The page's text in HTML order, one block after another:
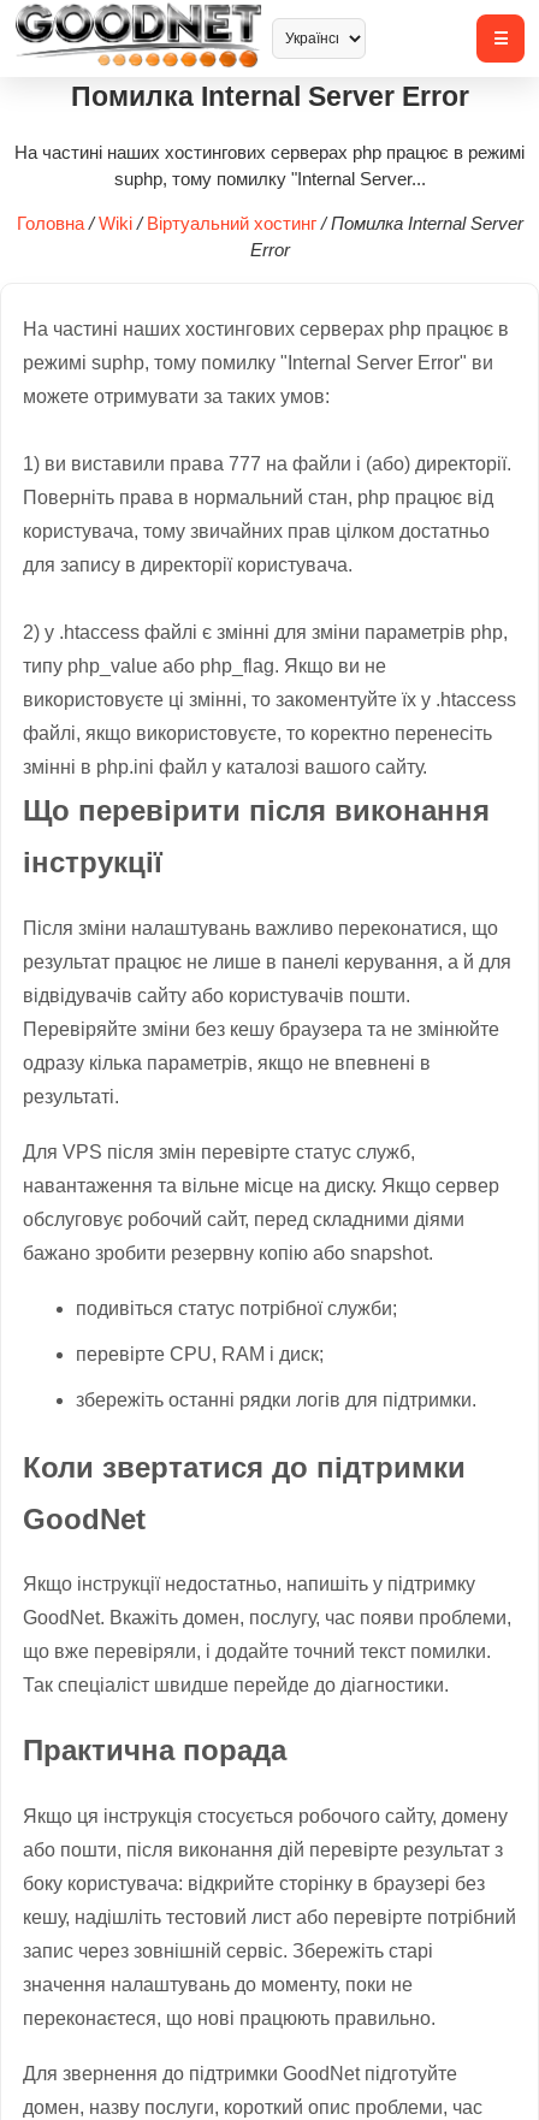
Помилка Internal Server Error
На частині наших хостингових серверах php працює в режимі
suphp, тому помилку "Internal Server...
Головна / Wiki / Віртуальний хостинг / Помилка Internal Server
Error
На частині наших хостингових серверах php працює в
режимі suphp, тому помилку " Internal Server Error" ви
можете отримувати за таких умов:
1) ви виставили права 777 на файли і (або) директорії.
Поверніть права в нормальний стан, php працює від
користувача, тому звичайних прав цілком достатньо
для запису в директорії користувача.
2) у .htaccess файлі є змінні для зміни параметрів php,
типу php_value або php_flag. Якщо ви не
використовуєте ці змінні, то закоментуйте їх у .htaccess
файлі, якщо використовуєте, то коректно перенесіть
змінні в php.ini файл у каталозі вашого сайту.
Що перевірити після виконання
інструкції
Після зміни налаштувань важливо переконатися, що
результат працює не лише в панелі керування, а й для
відвідувачів сайту або користувачів пошти.
Перевіряйте зміни без кешу браузера та не змінюйте
одразу кілька параметрів, якщо не впевнені в
результаті.
Для VPS після змін перевірте статус служб,
навантаження та вільне місце на диску. Якщо сервер
обслуговує робочий сайт, перед складними діями
бажано зробити резервну копію або snapshot.
подивіться статус потрібної служби;
перевірте CPU, RAM і диск;
збережіть останні рядки логів для підтримки.
Коли звертатися до підтримки
GoodNet
Якщо інструкції недостатньо, напишіть у підтримку
GoodNet. Вкажіть домен, послугу, час появи проблеми,
що вже перевіряли, і додайте точний текст помилки.
Так спеціаліст швидше перейде до діагностики.
Практична порада
Якщо ця інструкція стосується робочого сайту, домену
або пошти, після виконання дій перевірте результат з
боку користувача: відкрийте сторінку в браузері без
кешу, надішліть тестовий лист або перевірте потрібний
запис через зовнішній сервіс. Збережіть старі
значення налаштувань до моменту, поки не
переконаєтеся, що нові працюють правильно.
Для звернення до підтримки GoodNet підготуйте
домен, назву послуги, короткий опис проблеми, час